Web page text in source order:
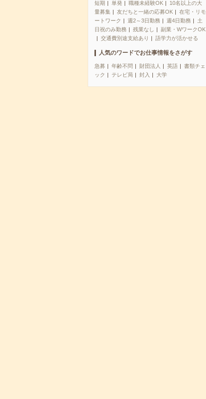
短期 単発 職種未経験OK
10名以上の大
量募集
友だちと一緒の応募OK
在宅・リモ
ートワーク
週2～3日勤務 週4日勤務
土
日祝のみ勤務
残業なし
副業・WワークOK
交通費別途支給あり
語学力が活かせる
人気のワードでお仕事情報をさがす
急募 年齢不問 財団法人 英語
書類チェ
ック
テレビ局 封入 大学